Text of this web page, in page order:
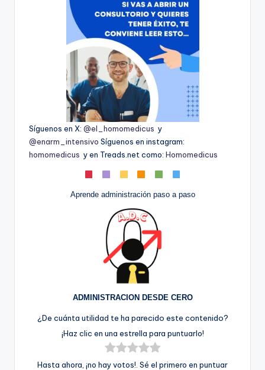
Síguenos en X: @el_homomedicus y
@enarm_intensivo Síguenos en instagram:
homomedicus y en Treads.net como: Homomedicus
Aprende administración paso a paso
ADMINISTRACION DESDE CERO
¿De cuánta utilidad te ha parecido este contenido?
¡Haz clic en una estrella para puntuarlo!
Hasta ahora, ¡no hay votos!. Sé el primero en puntuar